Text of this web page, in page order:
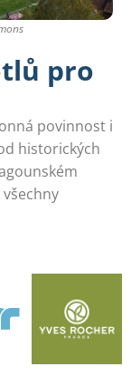
pro
povinnost i
historických